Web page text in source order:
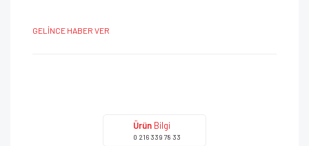
GELİNCE HABER VER
Ürün Bilgi
0 216 339 78 33